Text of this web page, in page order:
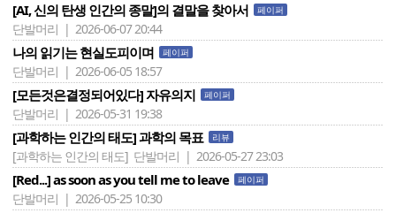
[AI, 신의 탄생 인간의 종말]의 결말을 찾아서 페이퍼
단발머리 | 2026-06-07 20:44
나의 읽기는 현실도피이며 페이퍼
단발머리 | 2026-06-05 18:57
[모든것은결정되어있다] 자유의지 페이퍼
단발머리 | 2026-05-31 19:38
[과학하는 인간의 태도] 과학의 목표 리뷰
[과학하는 인간의 태도] 단발머리 | 2026-05-27 23:03
[Red...] as soon as you tell me to leave 페이퍼
단발머리 | 2026-05-25 10:30